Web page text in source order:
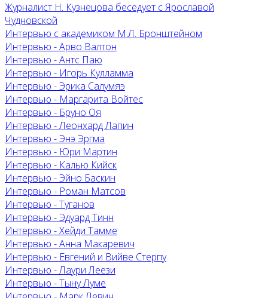
Журналист Н. Кузнецова беседует с Ярославой
Чудновской
Интервью с академиком М.Л. Бронштейном
Интервью - Арво Валтон
Интервью - Антс Паю
Интервью - Игорь Кулламма
Интервью - Эрика Салумяэ
Интервью - Маргарита Войтес
Интервью - Бруно Оя
Интервью - Леонхард Лапин
Интервью - Энэ Эргма
Интервью - Юри Мартин
Интервью - Калью Кийск
Интервью - Эйно Баскин
Интервью - Роман Матсов
Интервью - Туганов
Интервью - Эдуард Тинн
Интервью - Хейди Тамме
Интервью - Анна Макаревич
Интервью - Евгений и Вийве Стерпу
Интервью - Лаури Леези
Интервью - Тыну Луме